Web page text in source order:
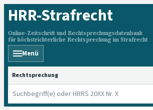
HRR-Strafrecht
Online-Zeitschrift und Rechtsprechungsdatenbank
für höchstrichterliche Rechtsprechung im Strafrecht
Menü
HRRS durchsuchen